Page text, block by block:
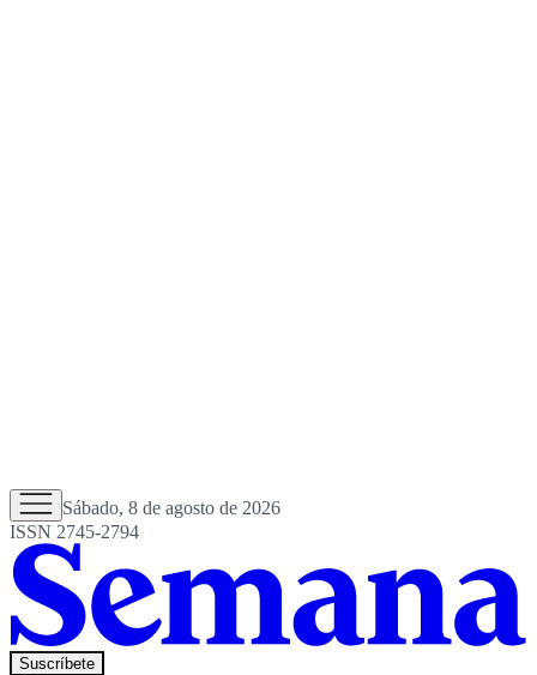
Sábado, 8 de agosto de 2026
ISSN 2745-2794
Suscríbete